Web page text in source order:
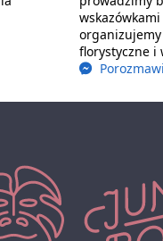
florystyczne i